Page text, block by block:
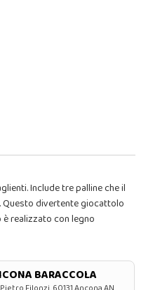
Include tre palline che il
divertente giocattolo
realizzato con legno
BARACCOLA